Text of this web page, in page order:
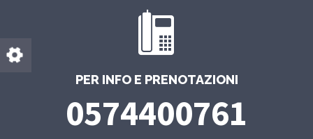
PER INFO E PRENOTAZIONI
0574400761